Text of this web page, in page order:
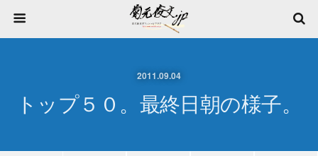
2011.09.04
トップ５０。最終日朝の様子。